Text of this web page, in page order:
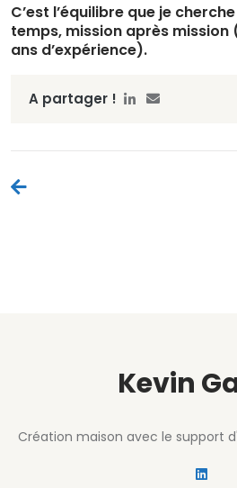
C’est l’équilibre que je
temps, mission après
ans d’expérience).
A partager !
de
Kevin
Création maison avec le support